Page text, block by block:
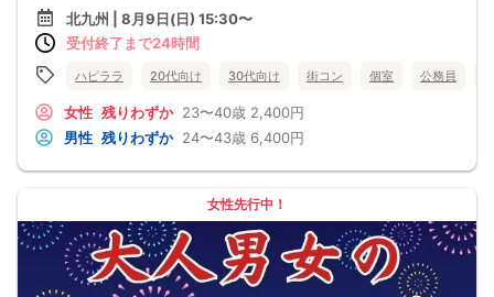
「まずは気軽に友達として仲良くなりたい♪♪」
「気になる方とカフェや花火デートに行ってみたい♪♪」
「良きパートナーを見つけたい♪♪」
学生時代に経験した！？なにか懐かしいこのコンパの雰囲気・・・！
「ちょうどいい距離感」から始めませんか？
清潔感のあるお店で気にせずお話を楽しめます。
落ち着いた雰囲気の中で、リラックスしてお話しできるのが魅力なんです♪♪
ゆったり着席スタイル♪♪
連絡先交換自由♪♪ 次に繋がりやすい♪♪
【お支払い方法】
当日現金払い♪
楽々♪クレジット払い♪
＜申込画面でいずれかを選択ください＞
北九州 | 8月9日(日) 15:30〜
受付終了まで24時間
ハピララ 20代向け 30代向け 街コン 個室 公務員
女性 残りわずか 23〜40歳 2,400円
男性 残りわずか 24〜43歳 6,400円
女性先行中！